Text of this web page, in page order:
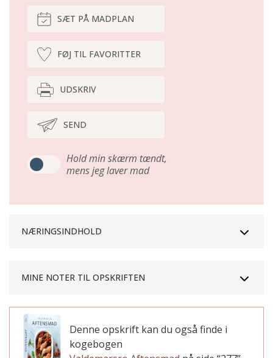
SÆT PÅ MADPLAN
FØJ TIL FAVORITTER
UDSKRIV
SEND
Hold min skærm tændt,
mens jeg laver mad
NÆRINGSINDHOLD
MINE NOTER TIL OPSKRIFTEN
Denne opskrift kan du også finde i
kogebogen